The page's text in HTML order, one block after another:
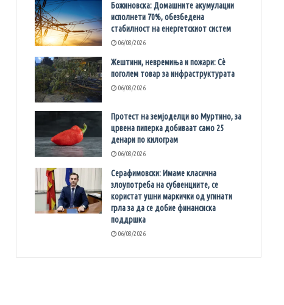
Божиновска: Домашните акумулации
исполнети 70%, обезбедена
стабилност на енергетскиот систем
06/08/2026
Жештини, невремиња и пожари: Сè
поголем товар за инфраструктурата
06/08/2026
Протест на земјоделци во Муртино, за
црвена пиперка добиваат само 25
денари по килограм
06/08/2026
Серафимовски: Имаме класична
злоупотреба на субвенциите, се
користат ушни маркички од угинати
грла за да се добие финансиска
поддршка
06/08/2026